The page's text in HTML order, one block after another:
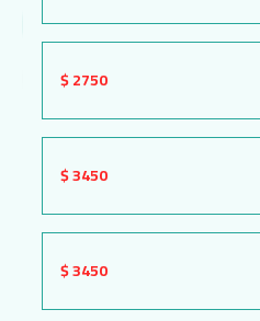
2750 $
3450 $
3450 $